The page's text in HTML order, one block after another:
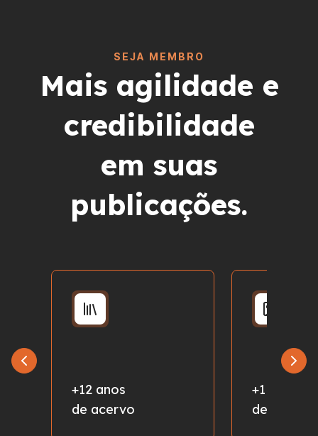
SEJA MEMBRO
Mais agilidade e
credibilidade
em suas
publicações.
+12 anos
de acervo
+1 milhão
de fotos